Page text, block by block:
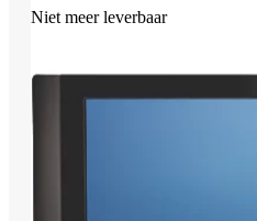
Niet meer leverbaar